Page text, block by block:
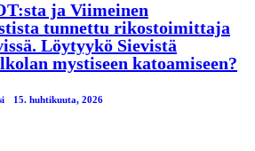
ja Viimeinen
tunnettu rikostoimittaja
Löytyykö Sievistä
mystiseen katoamiseen?
15. huhtikuuta, 2026